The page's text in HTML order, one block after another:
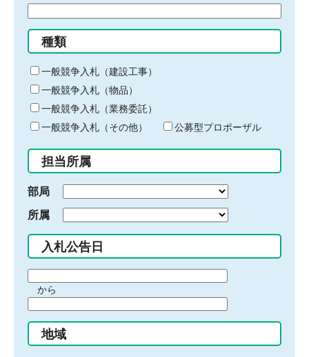
る
キ
ー
ワ
ー
ド
入
力
種類
一般競争入札（建設工事）
一般競争入札（物品）
一般競争入札（業務委託）
一般競争入札（その他）
公募型プロポーザル
担当所属
部局
所属
入札公告日
間
始
り
から
間
終
地域